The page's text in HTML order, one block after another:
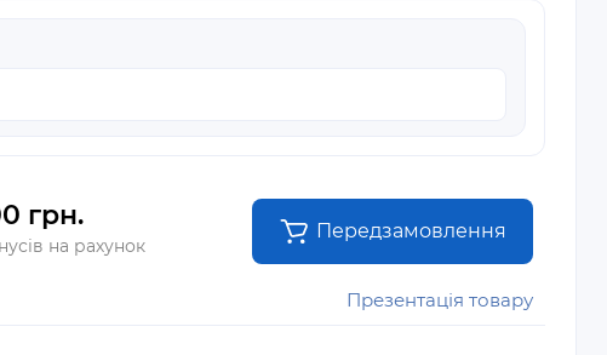
грн.
на рахунок
Передзамовлення
Презентація товару